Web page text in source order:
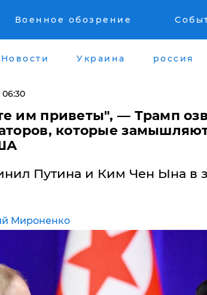
Военное обозрение
Новости Украина россия
им приветы", — Трамп
которые
Путина и Ким Чен Ына в
Мироненко